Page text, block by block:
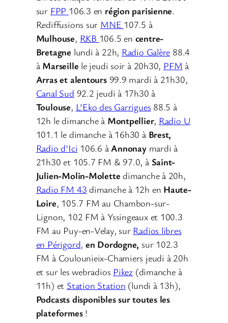
sur FPP 106.3 en région parisienne.
Rediffusions sur MNE 107.5 à
Mulhouse, RKB 106.5 en centre-
Bretagne lundi à 22h, Radio Galère 88.4
à Marseille le jeudi soir à 20h30, PFM à
Arras et alentours99.9 mardi à 21h30,
Canal Sud 92.2 jeudi à 17h30 à
Toulouse, L’Eko des Garrigues88.5 à
12h le dimanche à Montpellier, Radio U
101.1 le dimanche à 16h30 à Brest,
Radio d’Ici 106.6 àAnnonay mardi à
21h30 et 105.7 FM & 97.0, à Saint-
Julien-Molin-Molette dimanche à 20h,
Radio FM 43 dimanche à 12h en Haute-
Loire, 105.7 FM au Chambon-sur-
Lignon, 102 FM à Yssingeaux et 100.3
FM au Puy-en-Velay, sur Radios libres
en Périgord, en Dordogne, sur 102.3
FM à Coulounieix-Chamiers jeudi à 20h
et sur les webradios Pikez (dimanche à
11h) et Station Station (lundi à 13h),
Podcasts disponibles sur toutes les
plateformes!